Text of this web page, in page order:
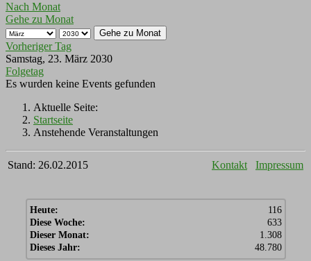
Nach Monat
Gehe zu Monat
Gehe zu Monat
Vorheriger Tag
Samstag, 23. März 2030
Folgetag
Es wurden keine Events gefunden
Aktuelle Seite:
Startseite
Anstehende Veranstaltungen
Stand: 26.02.2015 Kontakt Impressum
Heute:
116
Diese Woche:
633
Dieser Monat:
1.308
Dieses Jahr:
48.780